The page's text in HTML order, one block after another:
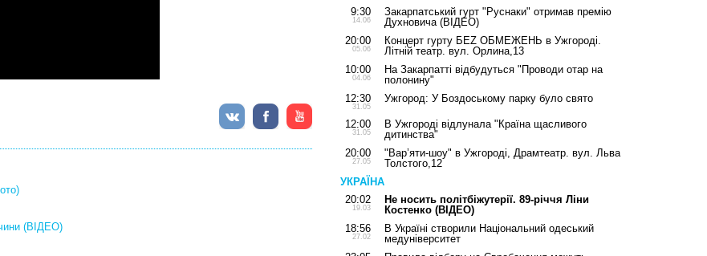
(ВІДЕО)
9:30
14.06
Закарпатський гурт "Руснаки" отримав премію
Духновича (ВІДЕО)
20:00
05.06
Концерт гурту БЕZ ОБМЕЖЕНЬ в Ужгороді.
Літній театр. вул. Орлина,13
10:00
04.06
На Закарпатті відбудуться "Проводи отар на
полонину"
12:30
31.05
Ужгород: У Боздоському парку було свято
12:00
31.05
В Ужгороді відлунала "Країна щасливого
дитинства"
20:00
27.05
"Вар’яти-шоу" в Ужгороді, Драмтеатр. вул. Льва
Толстого,12
УКРАЇНА
20:02
19.03
Не носить політбіжутерії. 89-річчя Ліни
Костенко (ВІДЕО)
18:56
27.02
В Україні створили Національний одеський
медуніверситет